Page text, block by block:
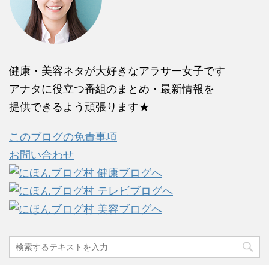
健康・美容ネタが大好きなアラサー女子です
アナタに役立つ番組のまとめ・最新情報を
提供できるよう頑張ります★
このブログの免責事項
お問い合わせ